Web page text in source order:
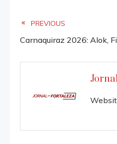
Read
more
PREVIOUS
Carnaquiraz 2026: Alok,